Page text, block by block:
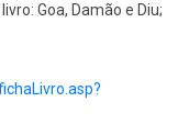
Goa, Damão e Diu;